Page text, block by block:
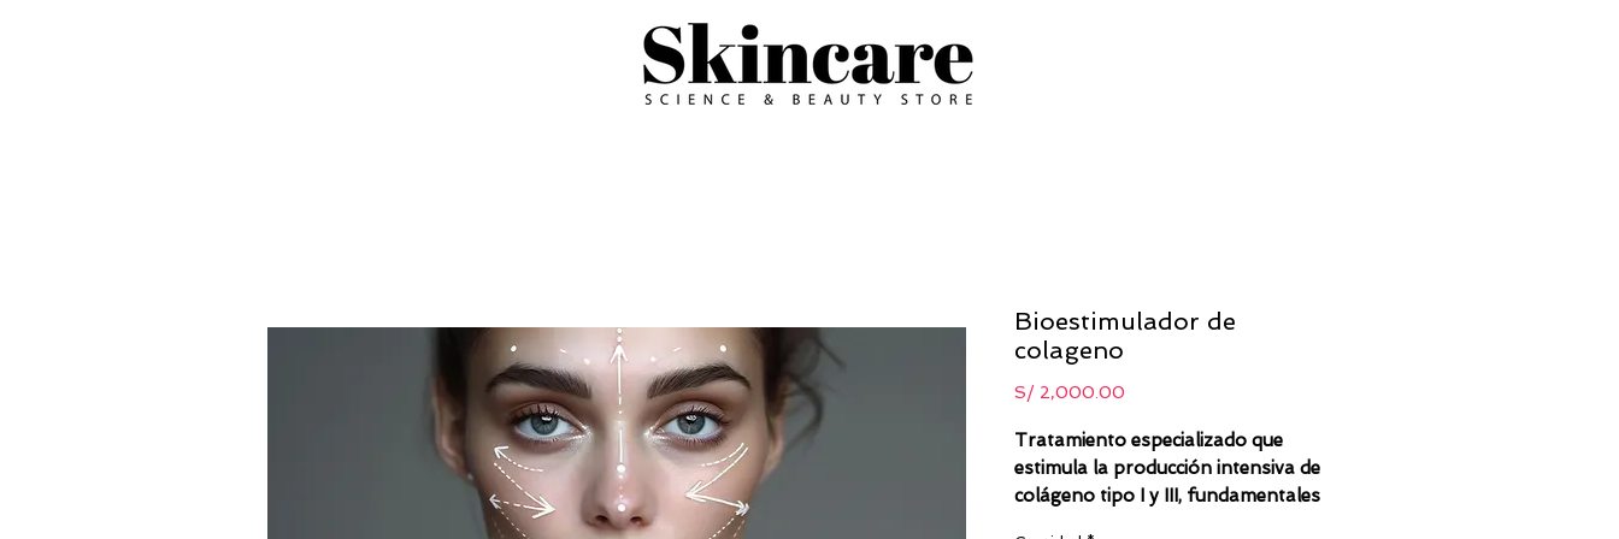
Bioestimulador de
colageno
S/ 2,000.00
Tratamiento especializado que
estimula la producción intensiva de
colágeno tipo I y III, fundamentales